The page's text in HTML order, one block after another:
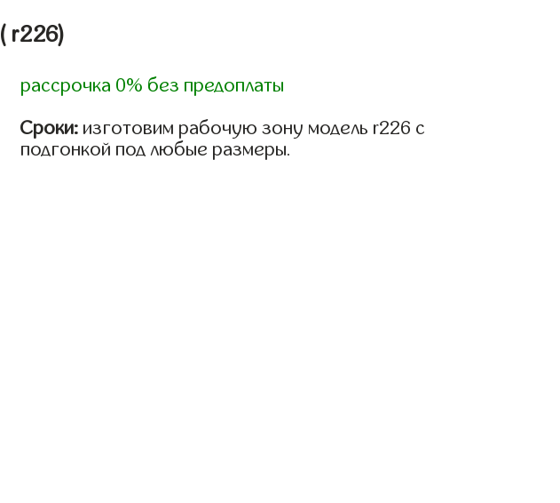
( r226)
рассрочка 0% без предоплаты
Сроки: изготовим рабочую зону модель r226 с
подгонкой под любые размеры.